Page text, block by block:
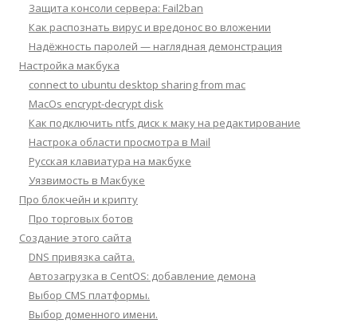
Защита консоли сервера: Fail2ban
Как распознать вирус и вредонос во вложении
Надёжность паролей — наглядная демонстрация
Настройка макбука
connect to ubuntu desktop sharing from mac
MacOs encrypt-decrypt disk
Как подключить ntfs диск к маку на редактирование
Настрока области просмотра в Mail
Русская клавиатура на макбуке
Уязвимость в Макбуке
Про блокчейн и крипту
Про торговых ботов
Создание этого сайта
DNS привязка сайта.
Автозагрузка в CentOS: добавление демона
Выбор CMS платформы.
Выбор доменного имени.